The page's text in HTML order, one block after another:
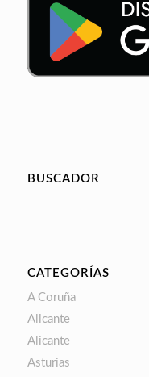
BUSCADOR
CATEGORÍAS
A Coruña
Alicante
Alicante
Asturias